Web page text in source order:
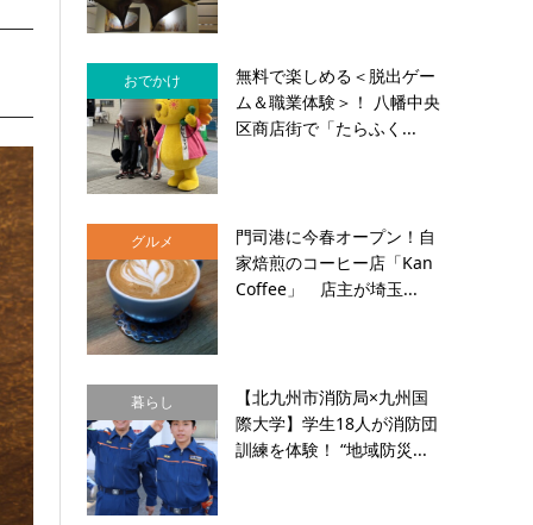
おでかけ
無料で楽しめる＜脱出ゲー
ム＆職業体験＞！ 八幡中央
区商店街で「たらふく...
グルメ
門司港に今春オープン！自
家焙煎のコーヒー店「Kan
Coffee」 店主が埼玉...
暮らし
【北九州市消防局×九州国
際大学】学生18人が消防団
訓練を体験！ “地域防災...